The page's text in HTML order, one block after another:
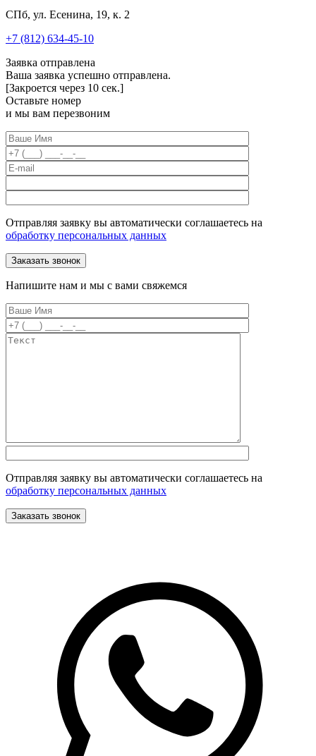
СПб, ул. Есенина, 19, к. 2
+7 (812) 634-45-10
Заявка отправлена
Ваша заявка успешно отправлена.
[Закроется через 10 сек.]
Оставьте номер
и мы вам перезвоним
Отправляя заявку вы автоматически соглашаетесь на
обработку персональных данных
Напишите нам и мы с вами свяжемся
Отправляя заявку вы автоматически соглашаетесь на
обработку персональных данных